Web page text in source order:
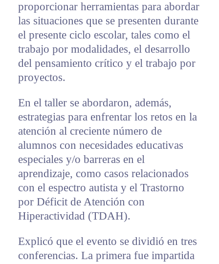
proporcionar herramientas para abordar
las situaciones que se presenten durante
el presente ciclo escolar, tales como el
trabajo por modalidades, el desarrollo
del pensamiento crítico y el trabajo por
proyectos.
En el taller se abordaron, además,
estrategias para enfrentar los retos en la
atención al creciente número de
alumnos con necesidades educativas
especiales y/o barreras en el
aprendizaje, como casos relacionados
con el espectro autista y el Trastorno
por Déficit de Atención con
Hiperactividad (TDAH).
Explicó que el evento se dividió en tres
conferencias. La primera fue impartida